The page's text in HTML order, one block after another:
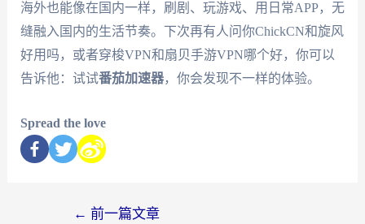
海外也能像在国内一样，刷剧、玩游戏、用日常APP，无
缝融入国内的生活节奏。下次再有人问你ChickCN和旋风
好用吗，或者穿梭VPN和扇贝手游VPN哪个好，你可以
告诉他：试试番茄加速器，你会发现不一样的体验。
Spread the love
← 前一篇文章